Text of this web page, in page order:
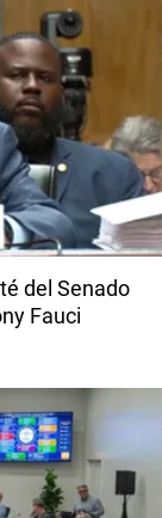
del Senado
Fauci